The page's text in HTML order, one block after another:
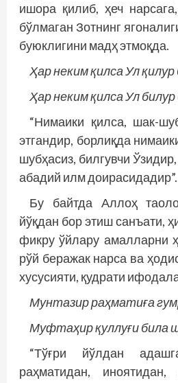
ишора қилиб, ҳеч
бўлмаган Зотнинг
буюклигини мадҳ этмоқда.
Ҳар неким қилса Ул
Ҳар неким қилса Ул
“Нимаики қилса, шак-
этгандир, борлиқда
шубҳасиз, билгувчи
абадий илм доирасидадир”.
Бу байтда Аллоҳ
йўқдан бор этиш санъати,
фикру ўйлару амалларни
рўй беражак нарса ва
хусусияти, қудрати
Мунтазир раҳматиға
Муфтаҳир қуллуғи била
“Тўғри йўлдан
раҳматидан,